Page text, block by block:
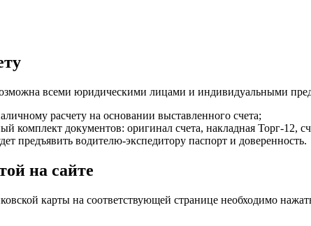
всеми юридическими лицами и индивидуальными
расчету на основании выставленного счета;
комплект документов: оригинал счета, накладная Торг-12,
предъявить водителю-экспедитору паспорт и доверенность.
на сайте
карты на соответствующей странице необходимо